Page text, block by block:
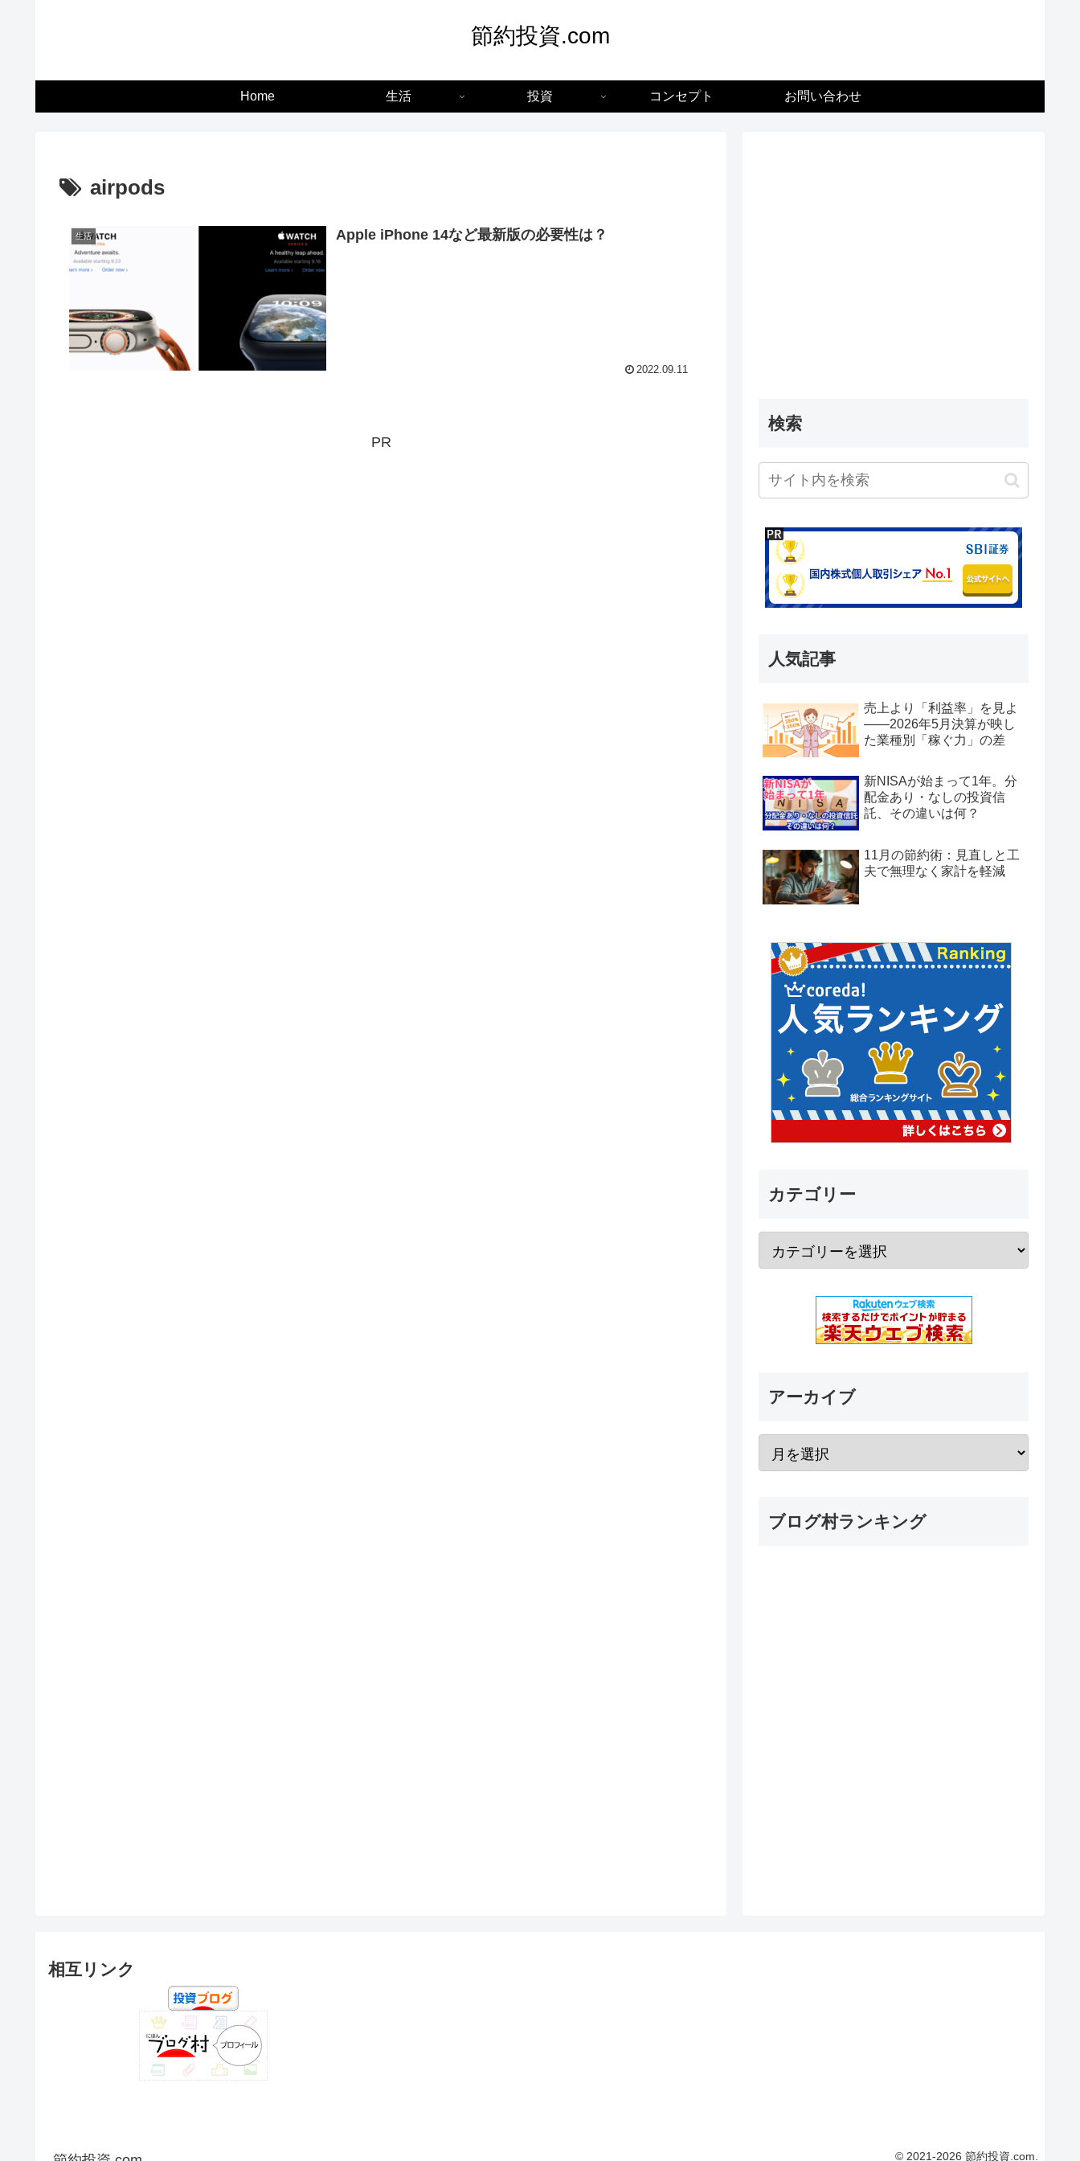
節約投資.com
Home 生活 投資 コンセプト お問い合わせ
airpods
生活 Apple iPhone 14など最新版の必要性は？
2022.09.11
PR
検索
人気記事
売上より「利益率」を見よ
——2026年5月決算が映し
た業種別「稼ぐ力」の差
新NISAが始まって1年。分
配金あり・なしの投資信
託、その違いは何？
11月の節約術：見直しと工
夫で無理なく家計を軽減
カテゴリー
アーカイブ
ブログ村ランキング
相互リンク
© 2021-2026 節約投資.com.